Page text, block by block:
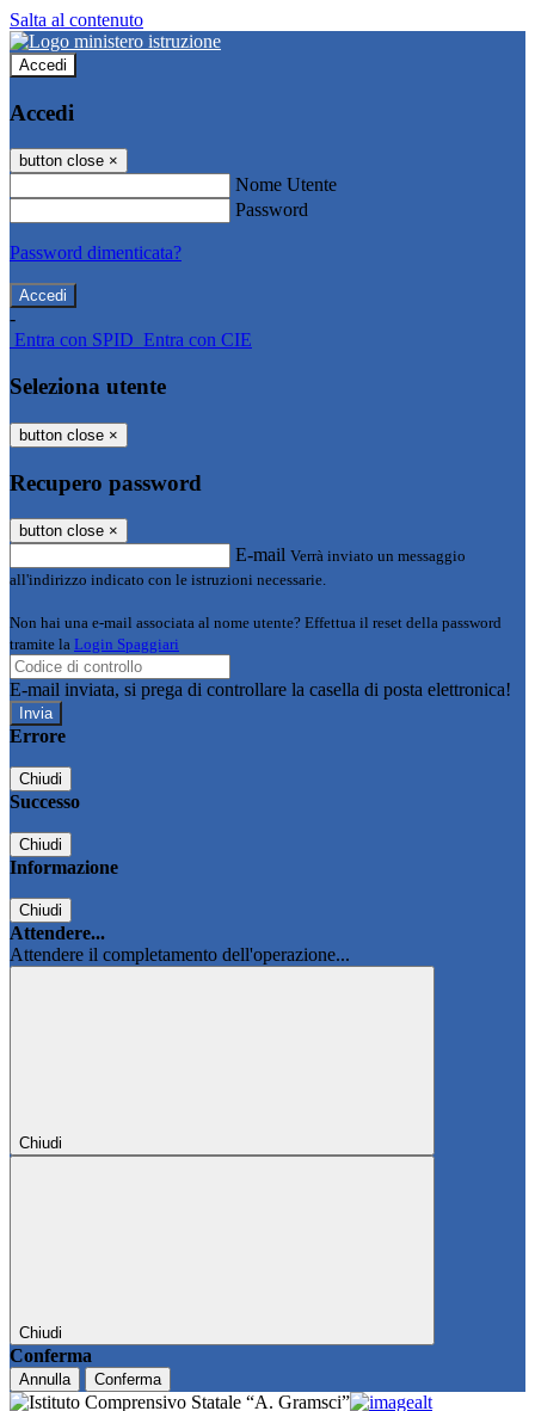
Salta al contenuto
Accedi
Accedi
button close ×
Nome Utente
Password
Password dimenticata?
-
Entra con SPID Entra con CIE
Seleziona utente
button close ×
Recupero password
button close ×
E-mail Verrà inviato un messaggio
all'indirizzo indicato con le istruzioni necessarie.
Non hai una e-mail associata al nome utente? Effettua il reset della password
tramite la Login Spaggiari
E-mail inviata, si prega di controllare la casella di posta elettronica!
Errore
Chiudi
Successo
Chiudi
Informazione
Chiudi
Attendere...
Attendere il completamento dell'operazione...
Chiudi
Chiudi
Conferma
Annulla Conferma